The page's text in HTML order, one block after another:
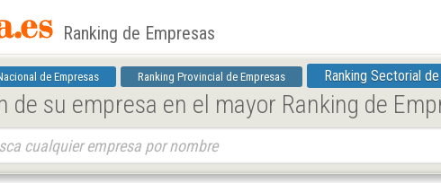
Ranking de Empresas
de Empresas Ranking Provincial de Empresas Ranking Sectorial
de su empresa en el mayor Ranking de